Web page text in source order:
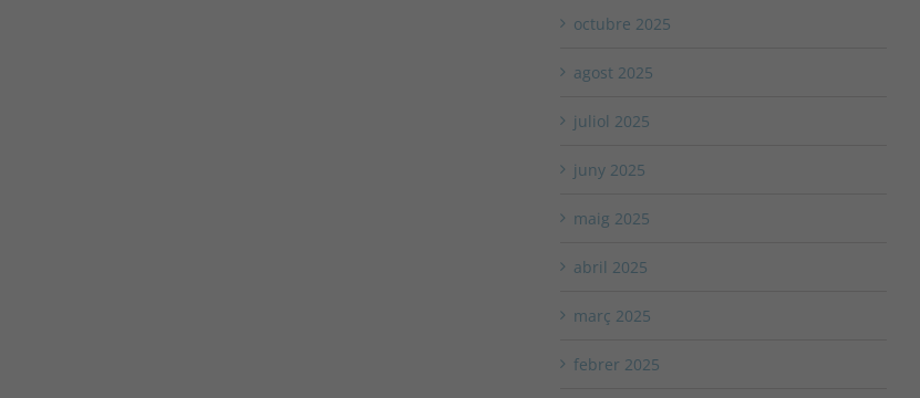
octubre 2025
agost 2025
juliol 2025
juny 2025
maig 2025
abril 2025
març 2025
febrer 2025